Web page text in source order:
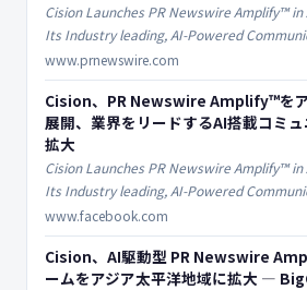
Cision Launches PR Newswire Amplify™ in
Its Industry leading, AI-Powered
www.prnewswire.com
Cision、PR Newswire Amplify™を
展開、業界をリードするAI搭載コミ
拡大
Cision Launches PR Newswire Amplify™ in
Its Industry leading, AI-Powered
www.facebook.com
Cision、AI駆動型 PR Newswire
ームをアジア太平洋地域に拡大 —